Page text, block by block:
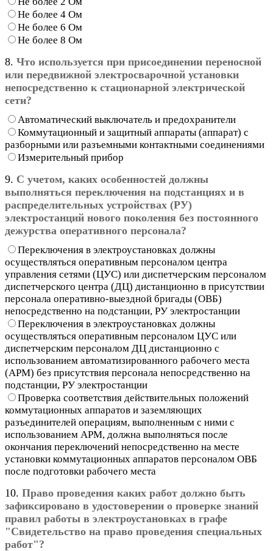
Не более 4 Ом
Не более 6 Ом
Не более 8 Ом
8. Что используется при присоединении переносной
или передвижной электросварочной установки
непосредственно к стационарной электрической
сети?
Автоматический выключатель и предохранители
Коммутационный и защитный аппараты (аппарат) с
разборными или разъемными контактными соединениями
Измерительный прибор
9. С учетом, каких особенностей должны
выполняться переключения на подстанциях и в
распределительных устройствах (РУ)
электростанций нового поколения без постоянного
дежурства оперативного персонала?
Переключения в электроустановках должны
осуществляться оперативным персоналом центра
управления сетями (ЦУС) или диспетчерским персоналом
диспетчерского центра (ДЦ) дистанционно в присутствии
персонала оперативно-выездной бригады (ОВБ)
непосредственно на подстанции, РУ электростанции
Переключения в электроустановках должны
осуществляться оперативным персоналом ЦУС или
диспетчерским персоналом ДЦ дистанционно с
использованием автоматизированного рабочего места
(АРМ) без присутствия персонала непосредственно на
подстанции, РУ электростанции
Проверка соответствия действительных положений
коммутационных аппаратов и заземляющих
разъединителей операциям, выполненным с ними с
использованием АРМ, должна выполняться после
окончания переключений непосредственно на месте
установки коммутационных аппаратов персоналом ОВБ
после подготовки рабочего места
10. Право проведения каких работ должно быть
зафиксировано в удостоверении о проверке знаний
правил работы в электроустановках в графе
"Свидетельство на право проведения специальных
работ"?